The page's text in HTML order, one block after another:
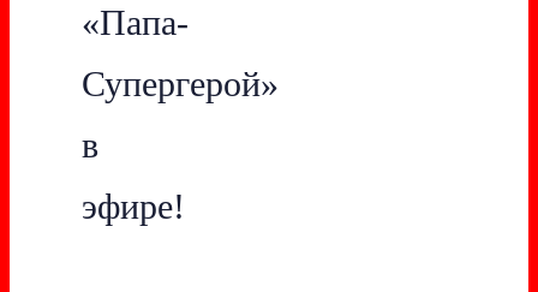
«Папа-
Супергерой»
в
эфире!